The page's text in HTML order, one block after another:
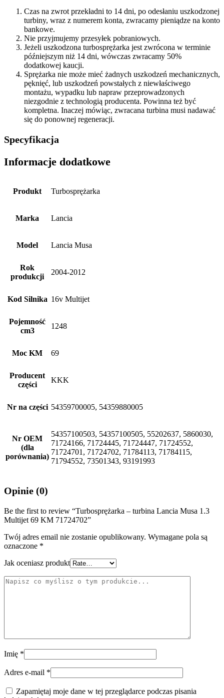
Czas na zwrot przekładni to 14 dni, po odesłaniu uszkodzonej
turbiny, wraz z numerem konta, zwracamy pieniądze na konto
bankowe.
Nie przyjmujemy przesyłek pobraniowych.
Jeżeli uszkodzona turbosprężarka jest zwrócona w terminie
późniejszym niż 14 dni, wówczas zwracamy 50%
dodatkowej kaucji.
Sprężarka nie może mieć żadnych uszkodzeń mechanicznych,
pęknięć, lub uszkodzeń powstałych z niewłaściwego
montażu, wypadku lub napraw przeprowadzonych
niezgodnie z technologią producenta. Powinna też być
kompletna. Inaczej mówiąc, zwracana turbina musi nadawać
się do ponownej regeneracji.
Specyfikacja
Informacje dodatkowe
Produkt Turbosprężarka
Marka Lancia
Model Lancia Musa
Rok
produkcji
2004-2012
Kod Silnika 16v Multijet
Pojemność
cm3
1248
Moc KM 69
Producent
części
KKK
Nr na części 54359700005, 54359880005
Nr OEM
(dla
porównania)
54357100503, 54357100505, 55202637, 5860030,
71724166, 71724445, 71724447, 71724552,
71724701, 71724702, 71784113, 71784115,
71794552, 73501343, 93191993
Opinie (0)
Be the first to review “Turbosprężarka – turbina Lancia Musa 1.3
Multijet 69 KM 71724702”
Twój adres email nie zostanie opublikowany. Wymagane pola są
oznaczone *
Jak oceniasz produkt
Imię *
Adres e-mail *
Zapamiętaj moje dane w tej przeglądarce podczas pisania